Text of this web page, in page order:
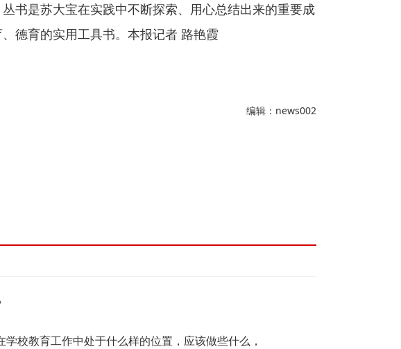
书是苏大宝在实践中不断探索、用心总结出来的重要成
德育的实用工具书。本报记者 路艳霞
编辑：news002
校教育工作中处于什么样的位置，应该做些什么，